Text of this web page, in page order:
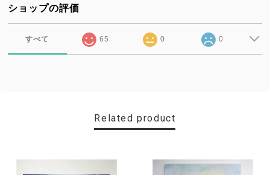
ショップの評価
すべて 65 0 0
Related product